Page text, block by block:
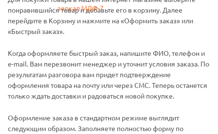
понравившийся товар и добавьте его в корзину. Далее
перейдите в Корзину и нажмите на «Оформить заказ» или
«Быстрый заказ».
Когда оформляете быстрый заказ, напишите ФИО, телефон и
e-mail. Вам перезвонит менеджер и уточнит условия заказа. По
результатам разговора вам придет подтверждение
оформления товара на почту или через СМС. Теперь останется
только ждать доставки и радоваться новой покупке.
Оформление заказа в стандартном режиме выглядит
следующим образом. Заполняете полностью форму по